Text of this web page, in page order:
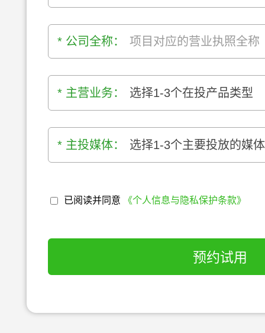
* 公司全称：
* 主营业务： 选择1-3个在投产品类型
* 主投媒体： 选择1-3个主要投放的媒
已阅读并同意 《个人信息与隐私保护条款》
预约试用